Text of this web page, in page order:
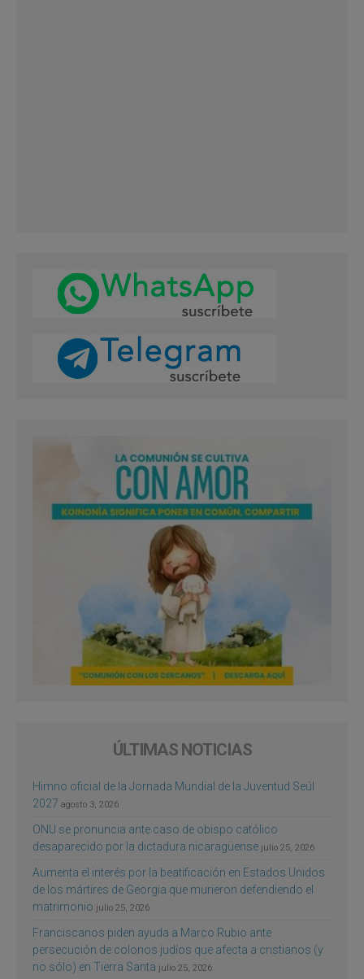
ÚLTIMAS NOTICIAS
Himno oficial de la Jornada Mundial de la Juventud Seúl
2027 agosto 3, 2026
ONU se pronuncia ante caso de obispo católico
desaparecido por la dictadura nicaragüense julio 25, 2026
Aumenta el interés por la beatificación en Estados Unidos
de los mártires de Georgia que murieron defendiendo el
matrimonio julio 25, 2026
Franciscanos piden ayuda a Marco Rubio ante
persecución de colonos judíos que afecta a cristianos (y
no sólo) en Tierra Santa julio 25, 2026